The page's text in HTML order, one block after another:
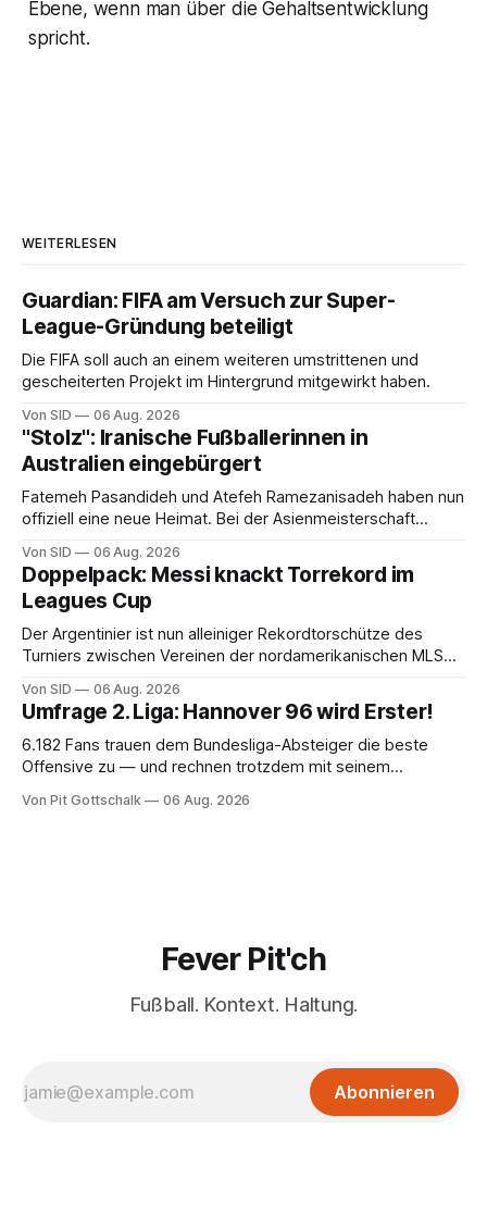
Ebene, wenn man über die Gehaltsentwicklung
spricht.
WEITERLESEN
Guardian: FIFA am Versuch zur Super-
League-Gründung beteiligt
Die FIFA soll auch an einem weiteren umstrittenen und
gescheiterten Projekt im Hintergrund mitgewirkt haben.
Von SID 06 Aug. 2026
"Stolz": Iranische Fußballerinnen in
Australien eingebürgert
Fatemeh Pasandideh und Atefeh Ramezanisadeh haben nun
offiziell eine neue Heimat. Bei der Asienmeisterschaft
Von SID 06 Aug. 2026
Doppelpack: Messi knackt Torrekord im
Leagues Cup
Der Argentinier ist nun alleiniger Rekordtorschütze des
Turniers zwischen Vereinen der nordamerikanischen MLS
Von SID 06 Aug. 2026
Umfrage 2. Liga: Hannover 96 wird Erster!
6.182 Fans trauen dem Bundesliga-Absteiger die beste
Offensive zu — und rechnen trotzdem mit seinem
Lokalrivale in Niedersachsen.
Von Pit Gottschalk 06 Aug. 2026
Fever Pit'ch
Fußball. Kontext. Haltung.
Abonnieren